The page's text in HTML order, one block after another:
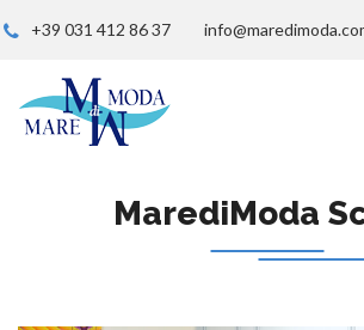
+39 031 412 86 37
MarediModa